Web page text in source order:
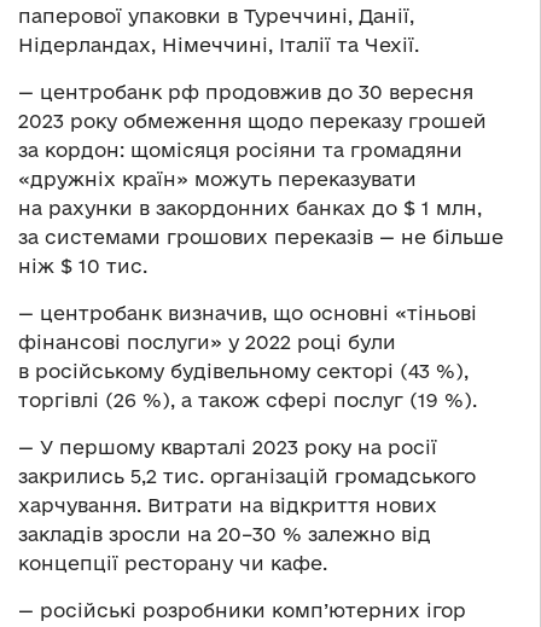
паперової упаковки в Туреччині, Данії,
Нідерландах, Німеччині, Італії та Чехії.
— центробанк рф продовжив до 30 вересня
2023 року обмеження щодо переказу грошей
за кордон: щомісяця росіяни та громадяни
«дружніх країн» можуть переказувати
на рахунки в закордонних банках до $ 1 млн,
за системами грошових переказів — не більше
ніж $ 10 тис.
— центробанк визначив, що основні «тіньові
фінансові послуги» у 2022 році були
в російському будівельному секторі (43 %),
торгівлі (26 %), а також сфері послуг (19 %).
— У першому кварталі 2023 року на росії
закрились 5,2 тис. організацій громадського
харчування. Витрати на відкриття нових
закладів зросли на 20–30 % залежно від
концепції ресторану чи кафе.
— російські розробники комп’ютерних ігор